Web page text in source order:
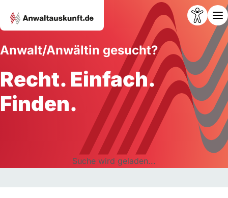
Anwalt/Anwältin gesucht?
Recht. Einfach.
Finden.
Suche wird geladen...